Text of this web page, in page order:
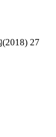
27